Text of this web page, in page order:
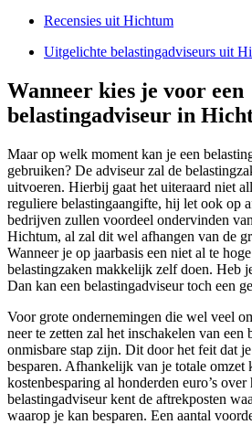
Recensies uit Hichtum
Uitgelichte belastingadviseurs uit
Wanneer kies je voor een
belastingadviseur in
Maar op welk moment kan je een
gebruiken? De adviseur zal de
uitvoeren. Hierbij gaat het uiteraard niet
reguliere belastingaangifte, hij let ook op
bedrijven zullen voordeel ondervinden
Hichtum, al zal dit wel afhangen van de
Wanneer je op jaarbasis een niet al te
belastingzaken makkelijk zelf doen. Heb
Dan kan een belastingadviseur toch een
Voor grote ondernemingen die wel veel
neer te zetten zal het inschakelen van een
onmisbare stap zijn. Dit door het feit dat
besparen. Afhankelijk van je totale omzet
kostenbesparing al honderden euro’s
belastingadviseur kent de aftrekposten
waarop je kan besparen. Een aantal